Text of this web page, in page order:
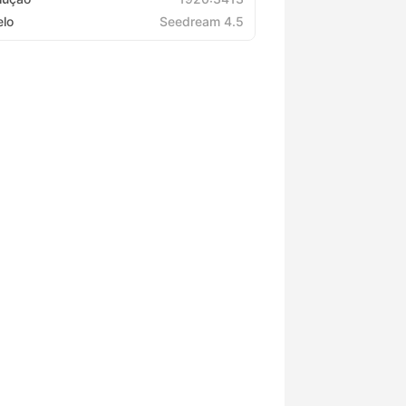
Seedream 4.5